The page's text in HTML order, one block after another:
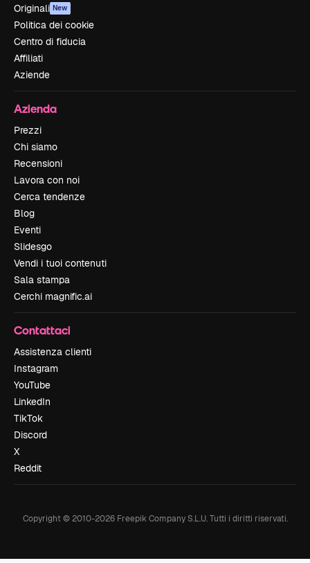
Originali New
Politica dei cookie
Centro di fiducia
Affiliati
Aziende
Azienda
Prezzi
Chi siamo
Recensioni
Lavora con noi
Cerca tendenze
Blog
Eventi
Slidesgo
Vendi i tuoi contenuti
Sala stampa
Cerchi magnific.ai
Contattaci
Assistenza clienti
Instagram
YouTube
LinkedIn
TikTok
Discord
X
Reddit
Copyright © 2010-2026Freepik Company S.L.U. Tutti i diritti riservati.